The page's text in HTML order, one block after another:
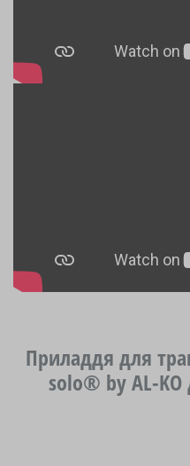
Приладдя для
solo® by AL-KO